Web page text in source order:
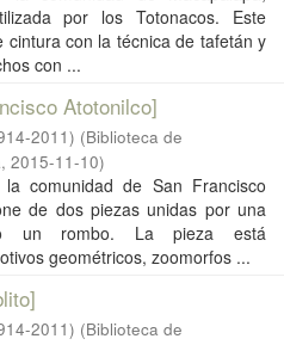
por los Totonacos. Este
con la técnica de tafetán y
con ...
Atotonilco]
2011) (Biblioteca de
, 2015-11-10)
comunidad de San Francisco
de dos piezas unidas por una
un rombo. La pieza está
geométricos, zoomorfos ...
2011) (Biblioteca de